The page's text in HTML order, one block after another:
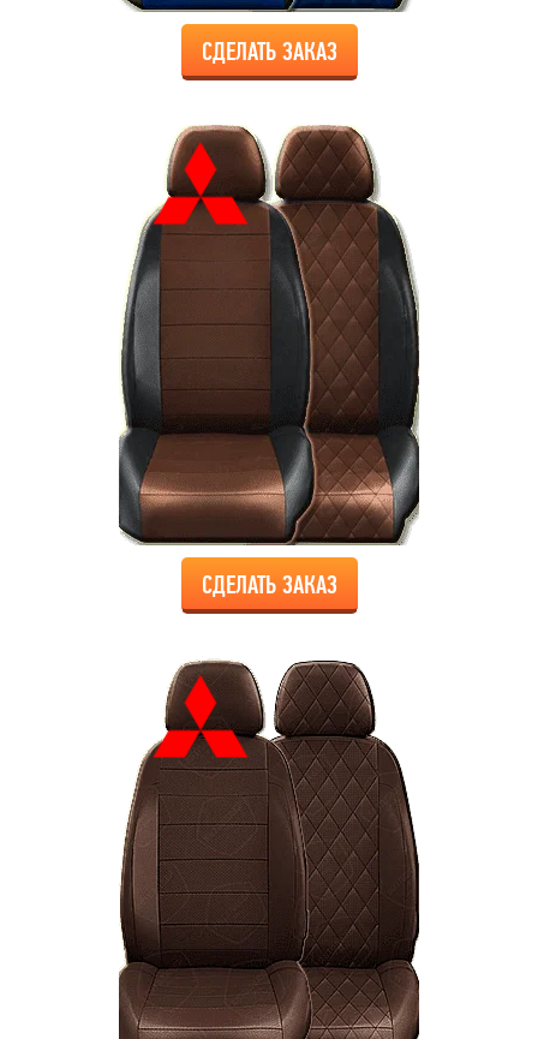
СДЕЛАТЬ ЗАКАЗ
СДЕЛАТЬ ЗАКАЗ